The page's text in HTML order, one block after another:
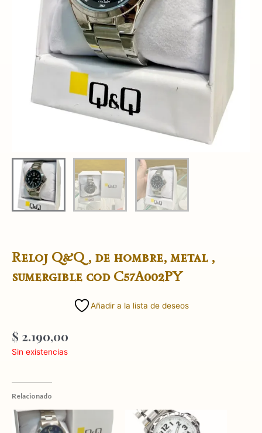
Reloj Q&Q, de hombre, metal ,
sumergible cod C57A002PY
Añadir a la lista de deseos
$ 2.190,00
Sin existencias
Relacionado